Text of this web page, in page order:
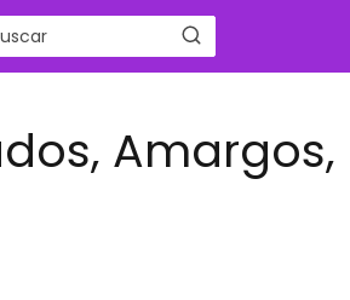
Amargos,